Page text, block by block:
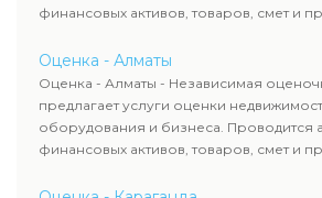
финансовых активов, товаров, смет и
оценка животных и недропользования.
определяют рыночную стоимость
рассчитывают ущерб. Все отчеты
требованиям законодательства и
сделок, кредитования и судебных
Оценка - Алматы
Оценка - Алматы - Независимая
предлагает услуги оценки
оборудования и бизнеса. Проводится
финансовых активов, товаров, смет и
оценка животных и недропользования.
определяют рыночную стоимость